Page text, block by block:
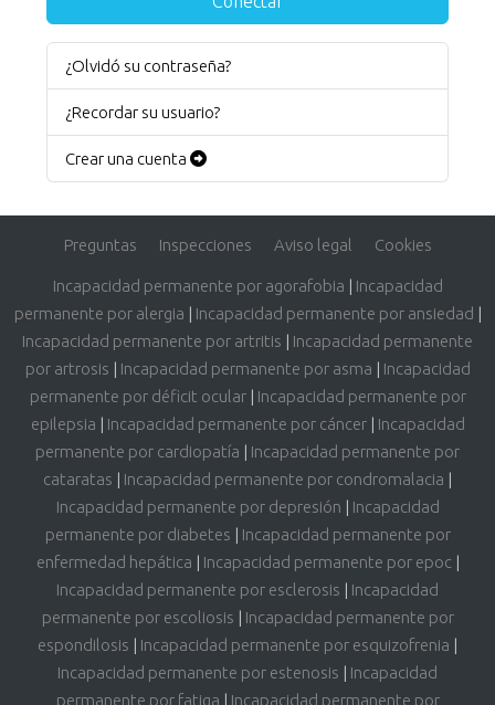
¿Olvidó su contraseña?
¿Recordar su usuario?
Crear una cuenta
Preguntas Inspecciones Aviso legal Cookies
Incapacidad permanente por agorafobia | Incapacidad
permanente por alergia | Incapacidad permanente por ansiedad |
Incapacidad permanente por artritis | Incapacidad permanente
por artrosis | Incapacidad permanente por asma | Incapacidad
permanente por déficit ocular| Incapacidad permanente por
epilepsia | Incapacidad permanente por cáncer| Incapacidad
permanente por cardiopatía | Incapacidad permanente por
cataratas | Incapacidad permanente por condromalacia |
Incapacidad permanente por depresión | Incapacidad
permanente por diabetes | Incapacidad permanente por
enfermedad hepática | Incapacidad permanente por epoc|
Incapacidad permanente por esclerosis | Incapacidad
permanente por escoliosis | Incapacidad permanente por
espondilosis | Incapacidad permanente por esquizofrenia |
Incapacidad permanente por estenosis | Incapacidad
permanente por fatiga | Incapacidad permanente por